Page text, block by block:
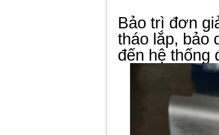
Bảo trì đơn
tháo lắp, bảo
đến hệ thống